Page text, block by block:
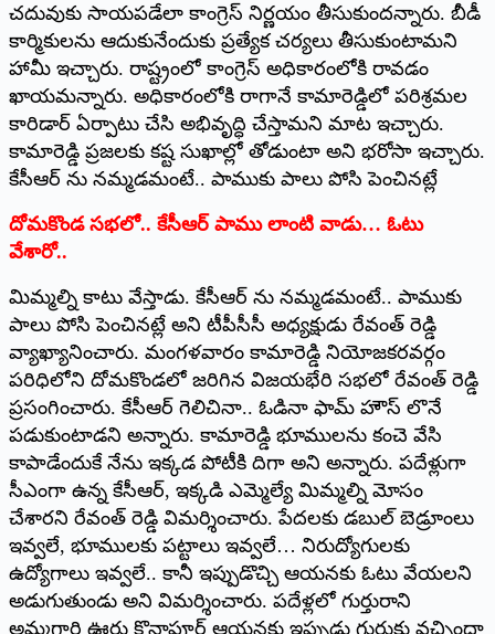
చదువుకు సాయపడేలా కాంగ్రెస్‌ ‌నిర్ణయం తీసుకుందన్నారు. బీడీ
కార్మికులను ఆదుకునేందుకు ప్రత్యేక చర్యలు తీసుకుంటామని
హామీ ఇచ్చారు. రాష్ట్రంలో కాంగ్రెస్‌ అధికారంలోకి రావడం
ఖాయమన్నారు. అధికారంలోకి రాగానే కామారెడ్డిలో పరిశ్రమల
కారిడార్‌ ఏర్పాటు చేసి అభివృద్ధి చేస్తామని మాట ఇచ్చారు.
కామారెడ్డి ప్రజలకు కష్ట సుఖాల్లో తోడుంటా అని భరోసా ఇచ్చారు.
కేసీఆర్‌ ‌ను నమ్మడమంటే.. పాముకు పాలు పోసి పెంచినట్లే
దోమకొండ సభలో.. కేసీఆర్‌ ‌పాము లాంటి వాడు… ఓటు
వేశారో..
మిమ్మల్ని కాటు వేస్తాడు. కేసీఆర్‌ ‌ను నమ్మడమంటే.. పాముకు
పాలు పోసి పెంచినట్లే అని టీపీసీసీ అధ్యక్షుడు రేవంత్‌ ‌రెడ్డి
వ్యాఖ్యానించారు. మంగళవారం కామారెడ్డి నియోజకరవర్గం
పరిధిలోని దోమకొండలో జరిగిన విజయభేరి సభలో రేవంత్‌ ‌రెడ్డి
ప్రసంగించారు. కేసీఆర్‌ ‌గెలిచినా.. ఓడినా ఫామ్‌ ‌హౌస్‌ ‌లొనే
పడుకుంటాడని అన్నారు. కామారెడ్డి భూములను కంచె వేసి
కాపాడేందుకే నేను ఇక్కడ పోటీకి దిగా అని అన్నారు. పదేళ్లుగా
సీఎంగా ఉన్న కేసీఆర్‌, ఇక్కడి ఎమ్మెల్యే మిమ్మల్ని మోసం
చేశారని రేవంత్‌ ‌రెడ్డి విమర్శించారు. పేదలకు డబుల్‌ ‌బెడ్రూంలు
ఇవ్వలే, భూములకు పట్టాలు ఇవ్వలే… నిరుద్యోగులకు
ఉద్యోగాలు ఇవ్వలే.. కానీ ఇప్పుడొచ్చి ఆయనకు ఓటు వేయలని
అడుగుతుండు అని విమర్శించారు. పదేళ్లలో గుర్తురాని
అమ్మగారి ఊరు కొనాపూర్‌ ఆయనకు ఇప్పుడు గుర్తుకు వచ్చిందా